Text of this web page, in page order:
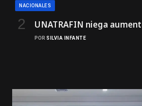
NACIONALES
UNATRAFIN niega
POR SILVIA INFANTE